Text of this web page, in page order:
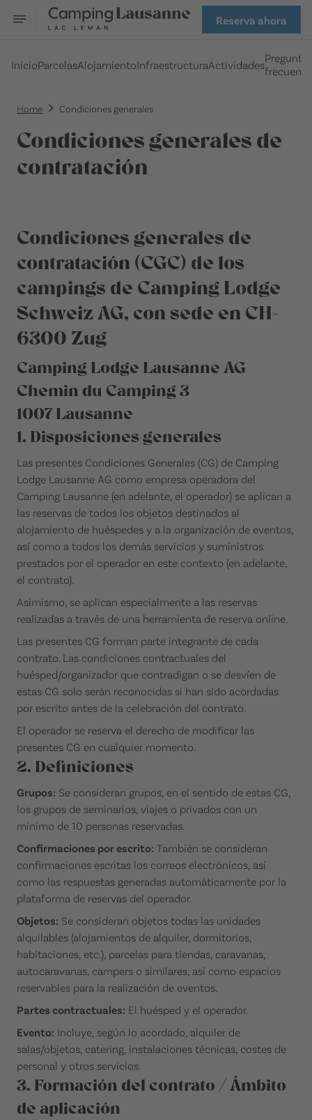
Reserva ahora
InicioParcelasAlojamientoInfraestructuraActividadesPreguntas
Home Condiciones generales
Condiciones generales de
contratación
Condiciones generales de
contratación (CGC) de los
campings de Camping Lodge
Schweiz AG, con sede en CH-
6300 Zug
Camping Lodge Lausanne AG
Chemin du Camping 3
1007 Lausanne
1. Disposiciones generales
Las presentes Condiciones Generales (CG) de Camping
Lodge Lausanne AG como empresa operadora del
Camping Lausanne (en adelante, el operador) se aplican a
las reservas de todos los objetos destinados al
alojamiento de huéspedes y a la organización de eventos,
así como a todos los demás servicios y suministros
prestados por el operador en este contexto (en adelante,
el contrato).
Asimismo, se aplican especialmente a las reservas
realizadas a través de una herramienta de reserva online.
Las presentes CG forman parte integrante de cada
contrato. Las condiciones contractuales del
huésped/organizador que contradigan o se desvíen de
estas CG solo serán reconocidas si han sido acordadas
por escrito antes de la celebración del contrato.
El operador se reserva el derecho de modificar las
presentes CG en cualquier momento.
2. Definiciones
Grupos: Se consideran grupos, en el sentido de estas CG,
los grupos de seminarios, viajes o privados con un
mínimo de 10 personas reservadas.
Confirmaciones por escrito: También se consideran
confirmaciones escritas los correos electrónicos, así
como las respuestas generadas automáticamente por la
plataforma de reservas del operador.
Objetos: Se consideran objetos todas las unidades
alquilables (alojamientos de alquiler, dormitorios,
habitaciones, etc.), parcelas para tiendas, caravanas,
autocaravanas, campers o similares, así como espacios
reservables para la realización de eventos.
Partes contractuales: El huésped y el operador.
Evento: Incluye, según lo acordado, alquiler de
salas/objetos, catering, instalaciones técnicas, costes de
personal y otros servicios.
3. Formación del contrato / Ámbito
de aplicación